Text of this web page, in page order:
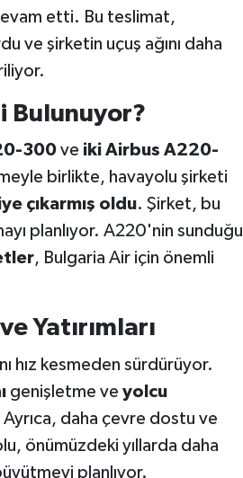
etti. Bu teslimat,
ve şirketin uçuş ağını daha
Bulunuyor?
300ve iki Airbus A220-
birlikte, havayolu şirketi
çıkarmış oldu. Şirket, bu
planlıyor. A220'nin sunduğu
, Bulgaria Air için önemli
Yatırımları
hız kesmeden sürdürüyor.
genişletme ve yolcu
daha çevre dostu ve
önümüzdeki yıllarda daha
planlıyor.